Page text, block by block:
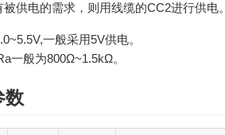
供电的需求，则用线缆的CC2进行供电。
一般采用5V供电。
一般为800Ω~1.5kΩ。
数